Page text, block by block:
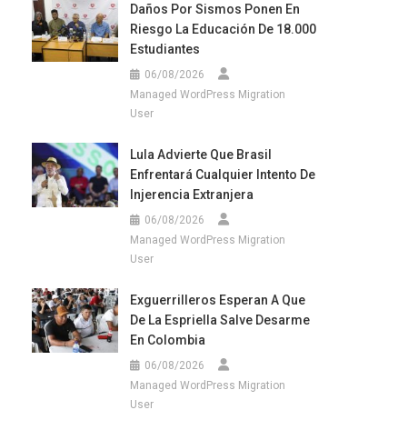
Daños Por Sismos Ponen En
Riesgo La Educación De 18.000
Estudiantes
06/08/2026
Managed WordPress Migration
User
Lula Advierte Que Brasil
Enfrentará Cualquier Intento De
Injerencia Extranjera
06/08/2026
Managed WordPress Migration
User
Exguerrilleros Esperan A Que
De La Espriella Salve Desarme
En Colombia
06/08/2026
Managed WordPress Migration
User